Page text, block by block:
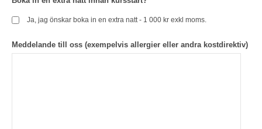
Ja, jag önskar boka in en extra natt - 1 000 kr exkl moms.
Meddelande till oss (exempelvis allergier eller andra kostdirektiv)